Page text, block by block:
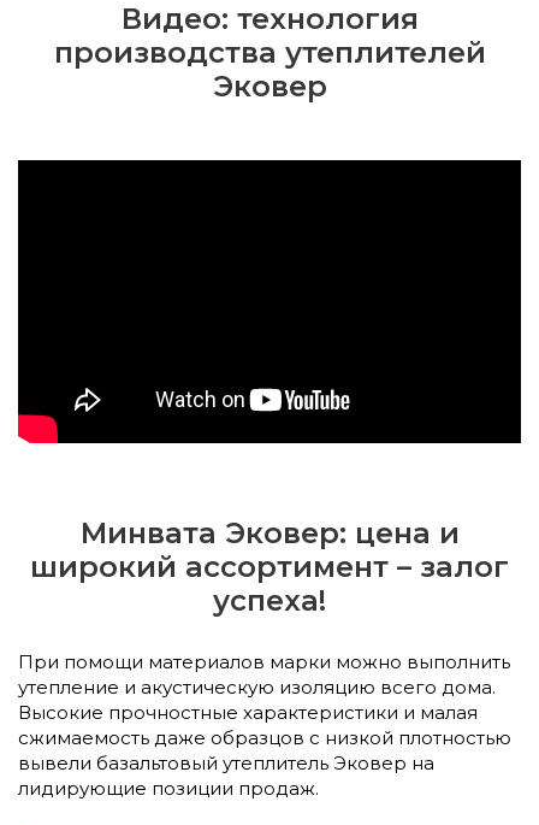
Видео: технология
производства утеплителей
Эковер
Минвата Эковер: цена и
широкий ассортимент – залог
успеха!
При помощи материалов марки можно выполнить
утепление и акустическую изоляцию всего дома.
Высокие прочностные характеристики и малая
сжимаемость даже образцов с низкой плотностью
вывели базальтовый утеплитель Эковер на
лидирующие позиции продаж.